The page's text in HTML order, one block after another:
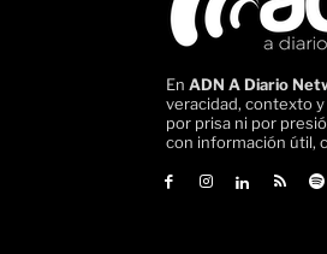
En ADN A Diario
veracidad, contexto
por prisa ni por
con información útil,